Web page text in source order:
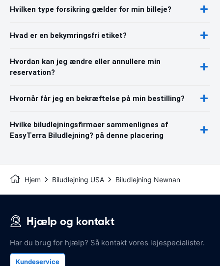
Hvilken type forsikring gælder for min billeje?
Hvad er en bekymringsfri etiket?
Hvordan kan jeg ændre eller annullere min
reservation?
Hvornår får jeg en bekræftelse på min bestilling?
Hvilke biludlejningsfirmaer sammenlignes af
EasyTerra Biludlejning? på denne placering
Hjem Biludlejning USA Biludlejning Newnan
Hjælp og kontakt
Har du brug for hjælp? Så kontakt vores lejespecialister.
Kundeservice